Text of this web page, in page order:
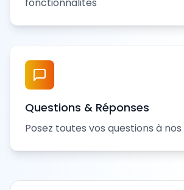
Questions & Réponses
Posez toutes vos questions à